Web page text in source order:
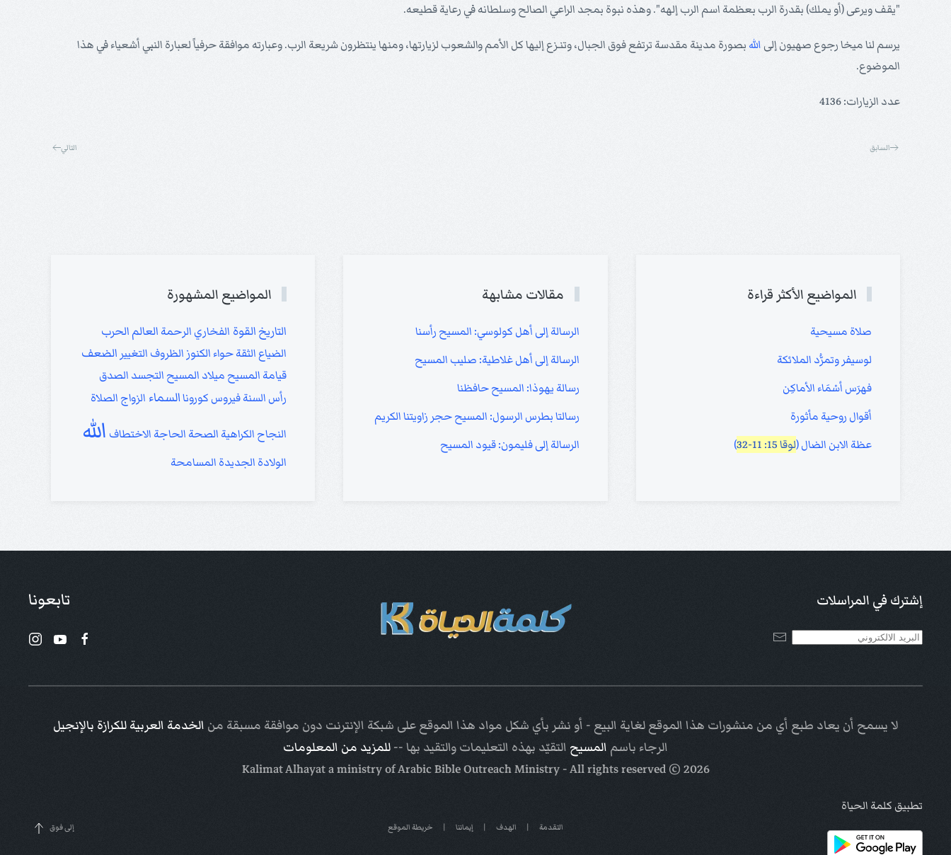
"يقف ويرعى (أو يملك) بقدرة الرب بعظمة اسم الرب إلهه". وهذه نبوة بمجد الراعي الصالح وسلطانه في رعاية قطيعه.
يرسم لنا ميخا رجوع صهيون إلى الله بصورة مدينة مقدسة ترتفع فوق الجبال، وتنـزع إليها كل الأمم والشعوب لزيارتها، ومنها ينتظرون شريعة الرب. وعبارته موافقة حرفياً لعبارة النبي أشعياء في هذا
الموضوع.
عدد الزيارات: 4136
السابق التالي
المواضيع الأكثر قراءة
صلاة مسيحية
لوسيفر وتمرُّد الملائكة
فهرَس أسْمَاء الأماكِن
أقوال روحية مأثورة
عظة الابن الضال (لوقا 15: 11-32 )
مقالات مشابهة
الرسالة إلى أهل كولوسي: المسيح رأسنا
الرسالة إلى أهل غلاطية: صليب المسيح
رسالة يهوذا: المسيح حافظنا
رسالتا بطرس الرسول: المسيح حجر زاويتنا الكريم
الرسالة إلى فليمون: قيود المسيح
المواضيع المشهورة
التاريخ القوة الفخاري الرحمة العالم الحرب
الضياع الثقةحواء الكنوز الظروف التغيير الضعف
قيامة المسيح ميلاد المسيح التجسد الصدق
رأس السنةفيروس كوروناالسماء الزواج الصلاة
النجاح الكراهية الصحة الحاجة الاختطاف الله
الولادة الجديدة المسامحة
إشترك في المراسلات تابعونا
لا يسمح أن يعاد طبع أي من منشورات هذا الموقع لغاية البيع - أو نشر بأي شكل مواد هذا الموقع على شبكة الإنترنت دون موافقة مسبقة من الخدمة العربية للكرازة بالإنجيل
الرجاء باسم المسيح التقيّد بهذه التعليمات والتقيد بها --للمزيد من المعلومات
2026
© Kalimat Alhayat a ministry of
Arabic Bible Outreach Ministry- All rights reserved
تطبيق كلمة الحياة
التقدمة | الهدف | إيماننا | خريطة الموقع إلى فوق